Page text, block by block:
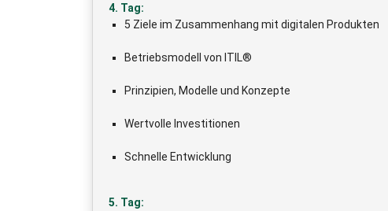
4. Tag:
5 Ziele im Zusammenhang mit digitalen Produkten
Betriebsmodell von ITIL®
Prinzipien, Modelle und Konzepte
Wertvolle Investitionen
Schnelle Entwicklung
5. Tag: